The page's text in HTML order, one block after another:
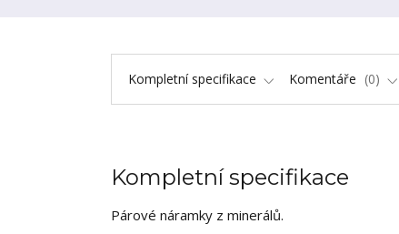
Kompletní specifikace Komentáře 0
Kompletní specifikace
Párové náramky z minerálů.